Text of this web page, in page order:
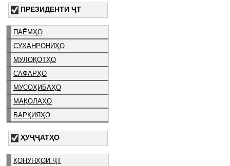
ПРЕЗИДЕНТИ ҶТ
ПАЁМҲО
СУХАНРОНИҲО
МУЛОҚОТҲО
САФАРҲО
МУСОҲИБАҲО
МАҚОЛАҲО
БАРҚИЯҲО
ҲУҶҶАТҲО
ҚОНУНҲОИ ҶТ